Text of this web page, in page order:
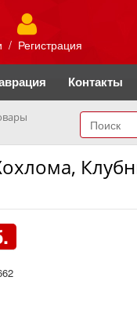
/ Регистрация
Контакты